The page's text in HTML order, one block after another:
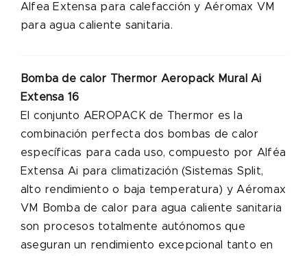
Alfea Extensa para calefacción y Aéromax VM
para agua caliente sanitaria.
Bomba de calor Thermor Aeropack Mural Ai
Extensa 16
El conjunto AEROPACK de Thermor es la
combinación perfecta dos bombas de calor
específicas para cada uso, compuesto por Alféa
Extensa Ai para climatización (Sistemas Split,
alto rendimiento o baja temperatura) y Aéromax
VM Bomba de calor para agua caliente sanitaria
son procesos totalmente autónomos que
aseguran un rendimiento excepcional tanto en